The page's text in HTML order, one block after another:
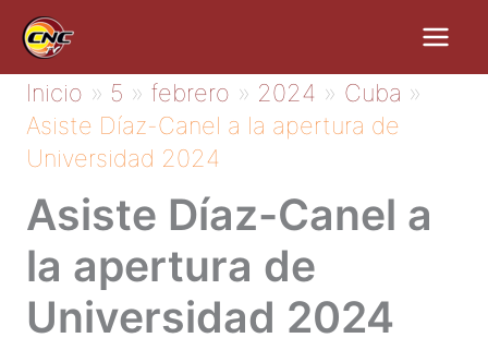
contenido
Inicio 5 febrero 2024
Cuba
Asiste Díaz-Canel a la apertura de
Universidad 2024
Asiste Díaz-Canel a
la apertura de
Universidad 2024